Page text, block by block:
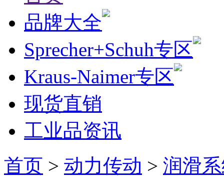
品牌大全
Sprecher+Schuh专区
Kraus-Naimer专区
现货直销
工业品资讯
首页 > 动力传动 > 润滑